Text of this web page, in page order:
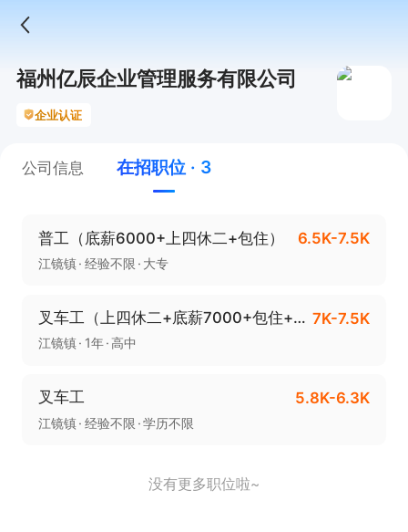
福州亿辰企业管理服务有限公司
企业认证
公司信息 在招职位 · 3
普工（底薪6000+上四休二+包住） 6.5K-7.5K
江镜镇 经验不限 大专
叉车工（上四休二+底薪7000+包住+餐补） 7K-7.5K
江镜镇 1年 高中
叉车工 5.8K-6.3K
江镜镇 经验不限 学历不限
没有更多职位啦~